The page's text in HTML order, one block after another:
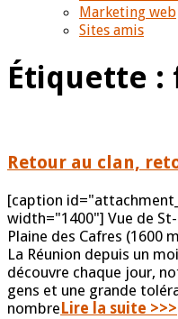
Marketing web
Sites amis
Étiquette :
Retour au clan,
[caption
width="1400"] Vue de
Plaine des Cafres (1600
La Réunion depuis un
découvre chaque jour,
gens et une grande
nombre Lire la suite >>>